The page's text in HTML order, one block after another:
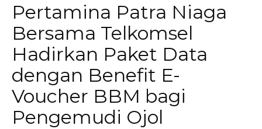
Pertamina Patra Niaga
Bersama Telkomsel
Hadirkan Paket Data
dengan Benefit E-
Voucher BBM bagi
Pengemudi Ojol